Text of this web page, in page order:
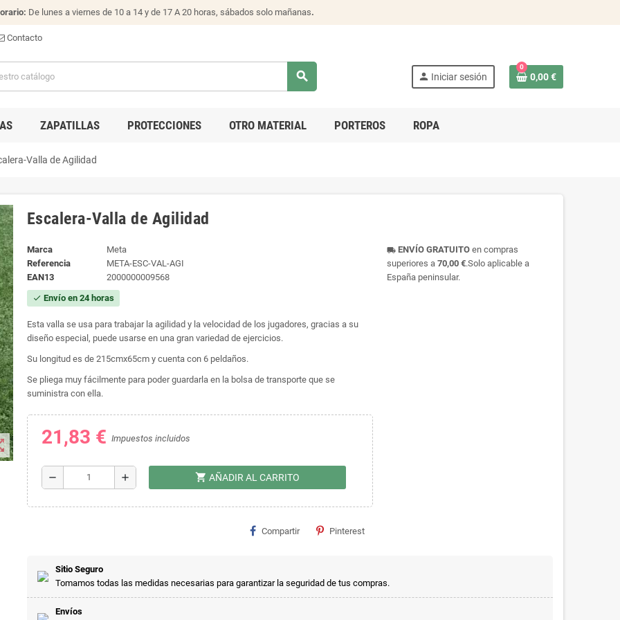
De lunes a viernes de 10 a 14 y de 17 A 20 horas, sábados solo mañanas.
Contacto
search person Iniciar sesión
0
0,00 €
ZAPATILLAS PROTECCIONES OTRO MATERIAL PORTEROS ROPA
Valla de Agilidad
Escalera-Valla de Agilidad
Marca
Meta
Referencia
META-ESC-VAL-AGI
EAN13
2000000009568
check Envío en 24 horas
Esta valla se usa para trabajar la agilidad y la velocidad de los jugadores, gracias a su
diseño especial, puede usarse en una gran variedad de ejercicios.
Su longitud es de 215cmx65cm y cuenta con 6 peldaños.
Se pliega muy fácilmente para poder guardarla en la bolsa de transporte que se
suministra con ella.
21,83 € Impuestos incluidos
remove add shopping_cart AÑADIR AL CARRITO
Compartir Pinterest
local_shipping ENVÍO GRATUITOen compras
superiores a 70,00 €.Solo aplicable a
España peninsular.
Sitio Seguro
Tomamos todas las medidas necesarias para garantizar la seguridad de tus compras.
Envíos